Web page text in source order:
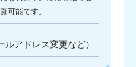
可能です。
アドレス変更など）